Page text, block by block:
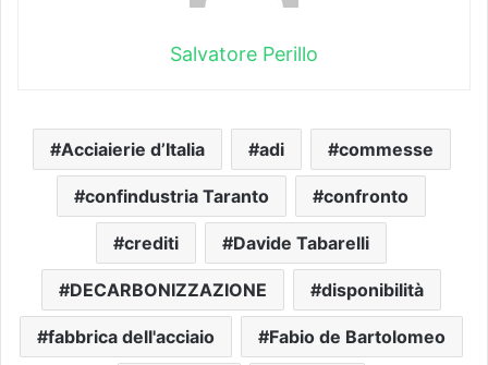
Salvatore Perillo
Acciaierie d’Italia adi commesse
confindustria Taranto confronto
crediti Davide Tabarelli
DECARBONIZZAZIONE disponibilità
fabbrica dell'acciaio Fabio de Bartolomeo